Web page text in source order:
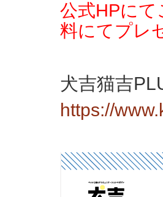
公式HPに
料にてプレ
犬吉猫吉
https://